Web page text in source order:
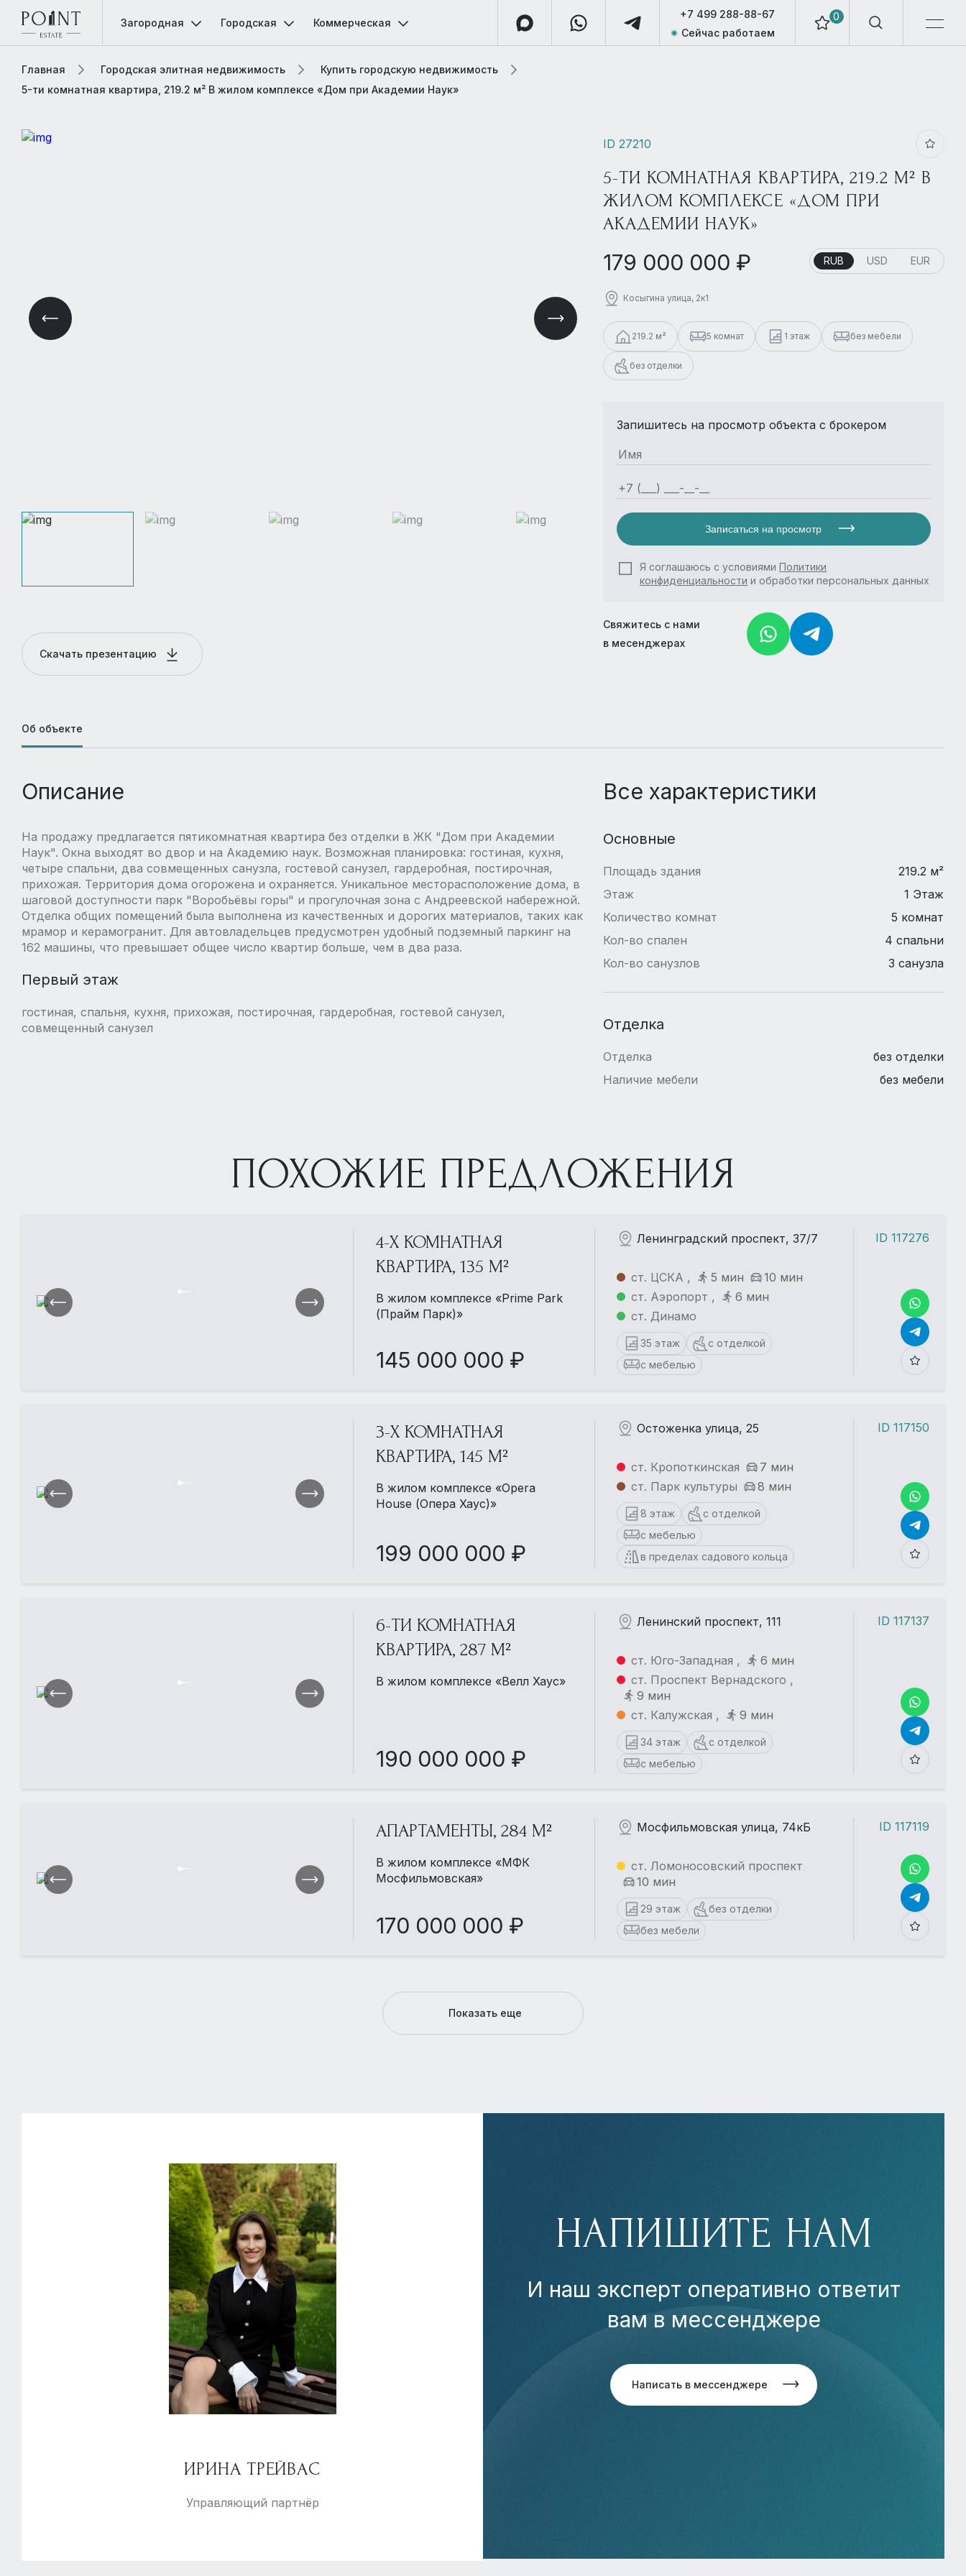
0
+7 499 288-88-67
Сейчас работаем
Загородная Городская Коммерческая
Главная Городская элитная недвижимость
Купить городскую недвижимость
5-ти комнатная квартира, 219.2 м² В жилом комплексе «Дом при Академии Наук»
Скачать презентацию
ID 27210
5-ТИ КОМНАТНАЯ КВАРТИРА, 219.2 М² В
ЖИЛОМ КОМПЛЕКСЕ «ДОМ ПРИ
АКАДЕМИИ НАУК»
179 000 000 ₽ RUB USD EUR
Косыгина улица, 2к1
219.2 м² 5 комнат 1 этаж без мебели
без отделки
Запишитесь на просмотр объекта с брокером
Записаться на просмотр
Я соглашаюсь с условиямиПолитики
конфиденциальности и обработки персональных данных
Свяжитесь с нами
в месенджерах
Об объекте
Описание
На продажу предлагается пятикомнатная квартира без отделки в ЖК "Дом при Академии
Наук". Окна выходят во двор и на Академию наук. Возможная планировка: гостиная, кухня,
четыре спальни, два совмещенных санузла, гостевой санузел, гардеробная, постирочная,
прихожая. Территория дома огорожена и охраняется. Уникальное месторасположение дома, в
шаговой доступности парк "Воробьёвы горы" и прогулочная зона с Андреевской набережной.
Отделка общих помещений была выполнена из качественных и дорогих материалов, таких как
мрамор и керамогранит. Для автовладельцев предусмотрен удобный подземный паркинг на
162 машины, что превышает общее число квартир больше, чем в два раза.
Первый этаж
гостиная, спальня, кухня, прихожая, постирочная, гардеробная, гостевой санузел,
совмещенный санузел
Все характеристики
Основные
Площадь здания
219.2 м²
Этаж
1 Этаж
Количество комнат
5 комнат
Кол-во спален
4 спальни
Кол-во санузлов
3 санузла
Отделка
Отделка
без отделки
Наличие мебели
без мебели
ПОХОЖИЕ ПРЕДЛОЖЕНИЯ
4-Х КОМНАТНАЯ
КВАРТИРА, 135 М²
В жилом комплексе «Prime Park
(Прайм Парк)»
145 000 000 ₽
Ленинградский проспект, 37/7
ст. ЦСКА , 5 мин
10 мин
ст. Аэропорт ,
6 мин
ст. Динамо
35 этаж
с отделкой
с мебелью
ID 117276
3-Х КОМНАТНАЯ
КВАРТИРА, 145 М²
В жилом комплексе «Opera
House (Опера Хаус)»
199 000 000 ₽
Остоженка улица, 25
ст. Кропоткинская
7 мин
ст. Парк культуры
8 мин
8 этаж
с отделкой
с мебелью
в пределах садового кольца
ID 117150
6-ТИ КОМНАТНАЯ
КВАРТИРА, 287 М²
В жилом комплексе «Велл Хаус»
190 000 000 ₽
Ленинский проспект, 111
ст. Юго-Западная ,
6 мин
ст. Проспект Вернадского ,
9 мин
ст. Калужская ,
9 мин
34 этаж
с отделкой
с мебелью
ID 117137
АПАРТАМЕНТЫ, 284 М²
В жилом комплексе «МФК
Мосфильмовская»
170 000 000 ₽
Мосфильмовская улица, 74кБ
ст. Ломоносовский проспект
10 мин
29 этаж
без отделки
без мебели
ID 117119
Показать еще
ИРИНА ТРЕЙВАС
Управляющий партнёр
НАПИШИТЕ НАМ
И наш эксперт оперативно ответит
вам в мессенджере
Написать в мессенджере